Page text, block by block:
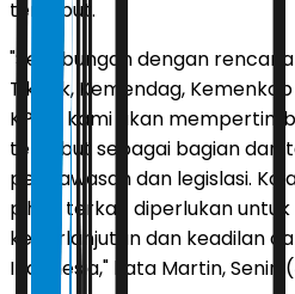
tersebut.
"Sehubungan dengan
TikTok, Kemendag,
KPPU, kami akan
tersebut sebagai bagian dari
pengawasan dan legislasi.
pihak terkait diperlukan
keberlanjutan dan keadilan
Indonesia," kata Martin, Senin